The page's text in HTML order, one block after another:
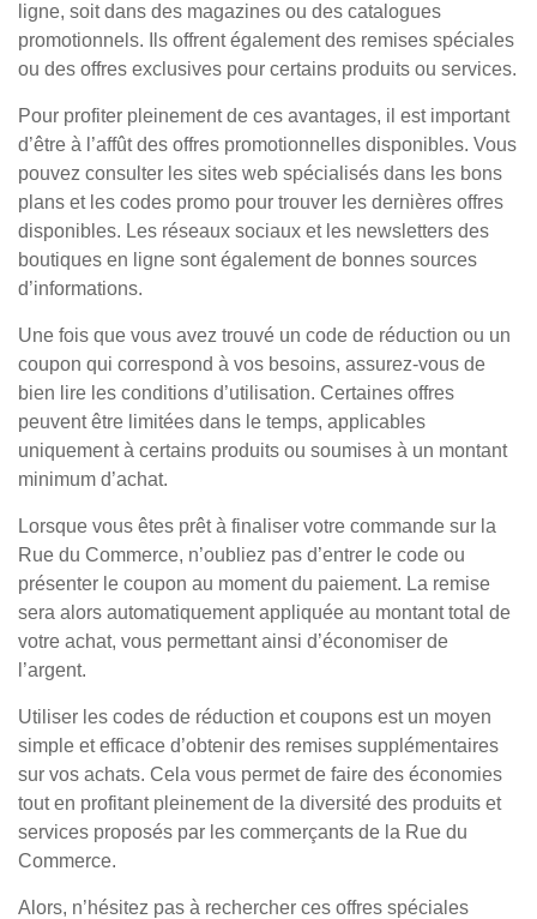
ligne, soit dans des magazines ou des catalogues
promotionnels. Ils offrent également des remises spéciales
ou des offres exclusives pour certains produits ou services.
Pour profiter pleinement de ces avantages, il est important
d’être à l’affût des offres promotionnelles disponibles. Vous
pouvez consulter les sites web spécialisés dans les bons
plans et les codes promo pour trouver les dernières offres
disponibles. Les réseaux sociaux et les newsletters des
boutiques en ligne sont également de bonnes sources
d’informations.
Une fois que vous avez trouvé un code de réduction ou un
coupon qui correspond à vos besoins, assurez-vous de
bien lire les conditions d’utilisation. Certaines offres
peuvent être limitées dans le temps, applicables
uniquement à certains produits ou soumises à un montant
minimum d’achat.
Lorsque vous êtes prêt à finaliser votre commande sur la
Rue du Commerce, n’oubliez pas d’entrer le code ou
présenter le coupon au moment du paiement. La remise
sera alors automatiquement appliquée au montant total de
votre achat, vous permettant ainsi d’économiser de
l’argent.
Utiliser les codes de réduction et coupons est un moyen
simple et efficace d’obtenir des remises supplémentaires
sur vos achats. Cela vous permet de faire des économies
tout en profitant pleinement de la diversité des produits et
services proposés par les commerçants de la Rue du
Commerce.
Alors, n’hésitez pas à rechercher ces offres spéciales